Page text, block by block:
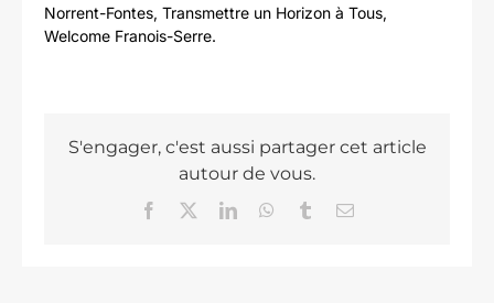
Norrent-Fontes, Transmettre un Horizon à Tous,
Welcome Franois-Serre.
S'engager, c'est aussi partager cet article
autour de vous.
Facebook LinkedInWhatsAppTumblrEmail